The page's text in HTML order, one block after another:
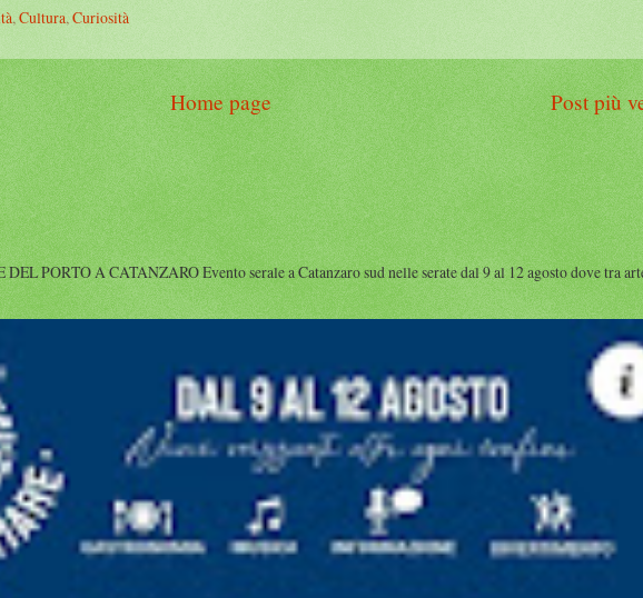
,Cultura,Curiosità
Post più
Home page
PORTO A CATANZARO Evento serale a Catanzaro sud nelle serate dal 9 al 12 agosto dove tra